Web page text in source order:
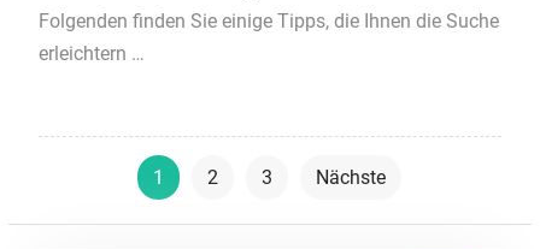
Folgenden finden Sie einige Tipps, die Ihnen die Suche
erleichtern …
Beitragsnavigation
1 2 3 Nächste